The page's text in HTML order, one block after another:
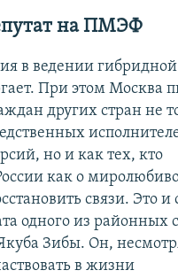
на ПМЭФ
в ведении
При этом Москва
других стран не
но и как тех, кто
как о
связи. Это и
одного из районных
Зибы. Он,
в жизни